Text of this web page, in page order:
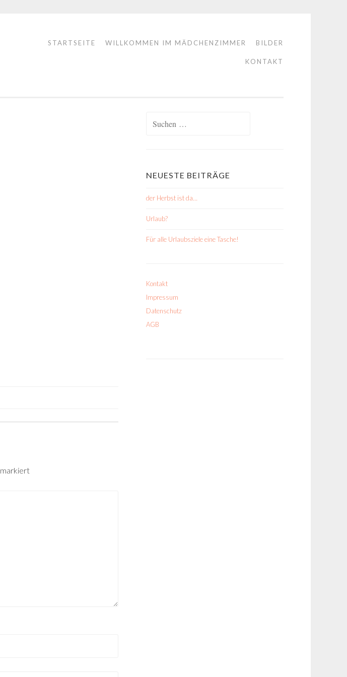
STARTSEITE WILLKOMMEN IM MÄDCHENZIMMER BILDER
KONTAKT
markiert
NEUESTE BEITRÄGE
der Herbst ist da…
Urlaub?
Für alle Urlaubsziele eine Tasche!
Kontakt
Impressum
Datenschutz
AGB